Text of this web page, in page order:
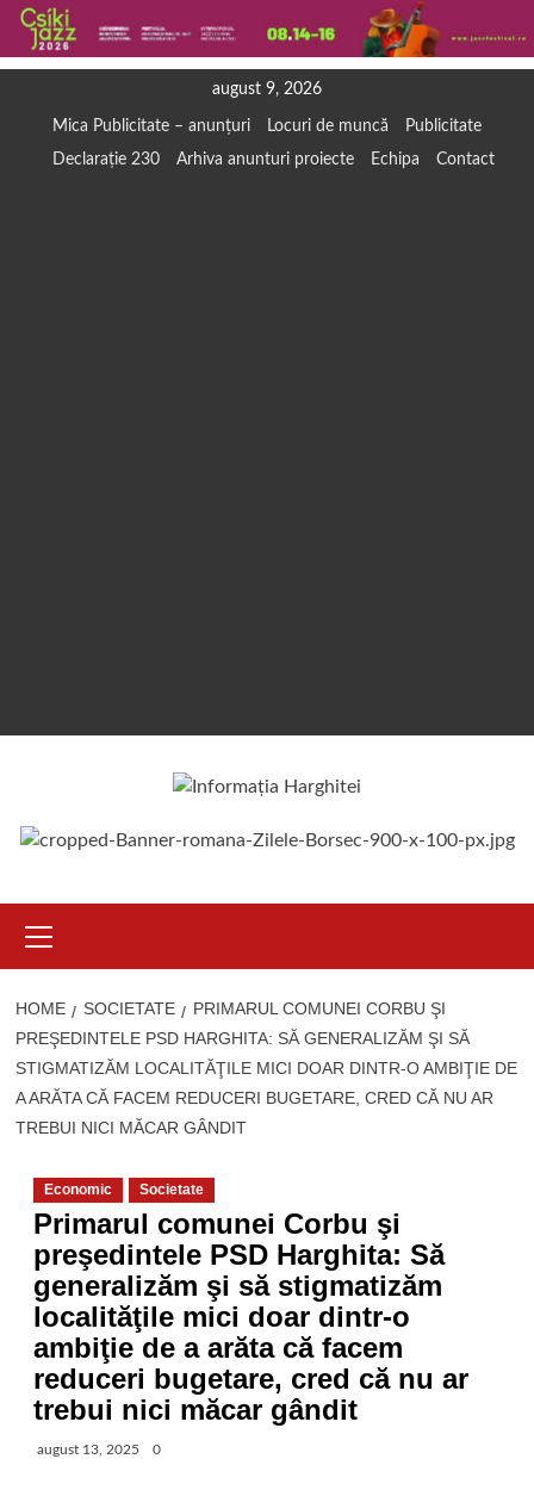
august 9, 2026
Mica Publicitate – anunțuri Locuri de muncă
Publicitate
Declarație 230
Arhiva anunturi proiecte Echipa Contact
Menu
HOME SOCIETATE
PRIMARUL COMUNEI CORBU ŞI
PREŞEDINTELE PSD HARGHITA: SĂ GENERALIZĂM ŞI SĂ
STIGMATIZĂM LOCALITĂŢILE MICI DOAR DINTR-O AMBIŢIE DE
A ARĂTA CĂ FACEM REDUCERI BUGETARE, CRED CĂ NU AR
TREBUI NICI MĂCAR GÂNDIT
Economic Societate
Primarul comunei Corbu şi
preşedintele PSD Harghita: Să
generalizăm şi să stigmatizăm
localităţile mici doar dintr-o
ambiţie de a arăta că facem
reduceri bugetare, cred că nu ar
trebui nici măcar gândit
august 13, 2025 0